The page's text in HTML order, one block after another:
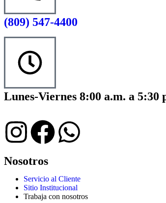
(809) 547-4400
Lunes-Viernes 8:00 a.m. a 5:30
Nosotros
Servicio al Cliente
Sitio Institucional
Trabaja con nosotros